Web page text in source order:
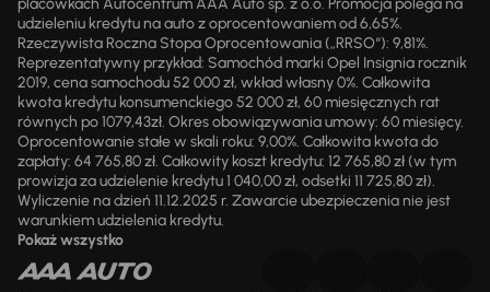
udzieleniu kredytu na auto z oprocentowaniem od 6,65%.
Rzeczywista Roczna Stopa Oprocentowania („RRSO“): 9,81%.
Reprezentatywny przykład: Samochód marki Opel Insignia rocznik
2019, cena samochodu 52 000 zł, wkład własny 0%. Całkowita
kwota kredytu konsumenckiego 52 000 zł, 60 miesięcznych rat
równych po 1079,43zł. Okres obowiązywania umowy: 60 miesięcy.
Oprocentowanie stałe w skali roku: 9,00%. Całkowita kwota do
zapłaty: 64 765,80 zł. Całkowity koszt kredytu: 12 765,80 zł (w tym
prowizja za udzielenie kredytu 1 040,00 zł, odsetki 11 725,80 zł).
Wyliczenie na dzień 11.12.2025 r. Zawarcie ubezpieczenia nie jest
warunkiem udzielenia kredytu.
Pokaż wszystko